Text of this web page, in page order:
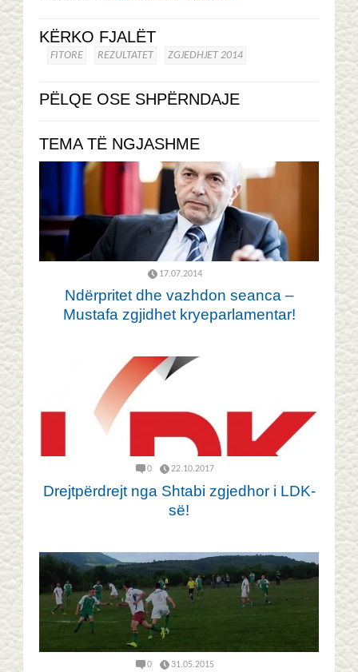
KËRKO FJALËT
FITORE REZULTATET ZGJEDHJET 2014
PËLQE OSE SHPËRNDAJE
TEMA TË NGJASHME
17.07.2014
Ndërpritet dhe vazhdon seanca –
Mustafa zgjidhet kryeparlamentar!
0 22.10.2017
Drejtpërdrejt nga Shtabi zgjedhor i LDK-
së!
0 31.05.2015